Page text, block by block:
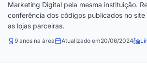
Marketing Digital pela mesma instituição.
conferência dos códigos publicados no
as lojas parceiras.
9 anos na área Atualizado em20/06/2024